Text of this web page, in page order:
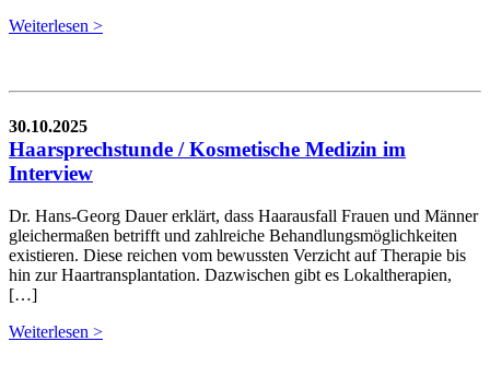
Weiterlesen >
30.10.2025
Haarsprechstunde / Kosmetische Medizin im
Interview
Dr. Hans-Georg Dauer erklärt, dass Haarausfall Frauen und Männer
gleichermaßen betrifft und zahlreiche Behandlungsmöglichkeiten
existieren. Diese reichen vom bewussten Verzicht auf Therapie bis
hin zur Haartransplantation. Dazwischen gibt es Lokaltherapien,
[…]
Weiterlesen >